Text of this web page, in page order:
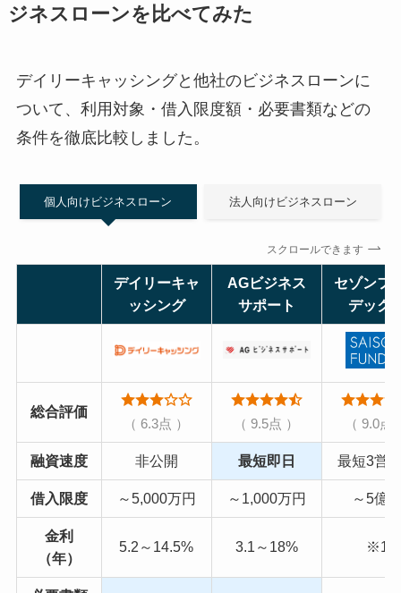
ジネスローンを比べてみた
デイリーキャッシングと他社のビジネスローンに
ついて、利用対象・借入限度額・必要書類などの
条件を徹底比較しました。
個人向けビジネスローン 法人向けビジネスローン
スクロールできます
デイリーキャ
ッシング
AGビジネス
サポート
セゾンフ
デック
総合評価
（ 6.3点 ） （ 9.5点 ） （ 9.0点
融資速度 非公開 最短即日 最短3営
借入限度 ～5,000万円 ～1,000万円 ～5億
金利
（年）
5.2～14.5% 3.1～18% ※1